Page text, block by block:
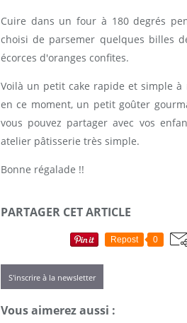
Cuire dans un four à 180 degrés
choisi de parsemer quelques billes
écorces d'oranges confites.
Voilà un petit cake rapide et simple
en ce moment, un petit goûter
vous pouvez partager avec vos
atelier pâtisserie très simple.
Bonne régalade !!
PARTAGER CET ARTICLE
Repost 0
S'inscrire à la newsletter
Vous aimerez aussi :